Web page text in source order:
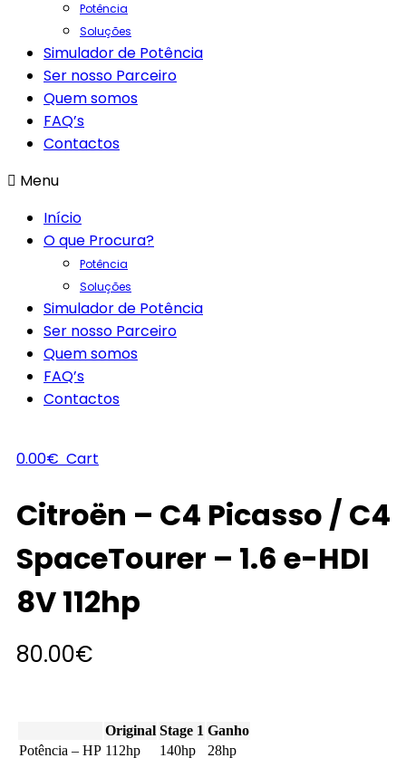
Potência
Soluções
Simulador de Potência
Ser nosso Parceiro
Quem somos
FAQ’s
Contactos
Menu
Início
O que Procura?
Potência
Soluções
Simulador de Potência
Ser nosso Parceiro
Quem somos
FAQ’s
Contactos
0.00€ Cart
Citroën – C4 Picasso / C4
SpaceTourer – 1.6 e-HDI
8V 112hp
80.00€
Original Stage 1 Ganho
Potência – HP 112hp 140hp
28hp